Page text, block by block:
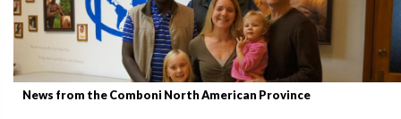
News from the Comboni North American Province